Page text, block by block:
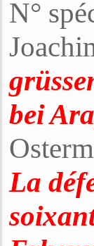
N°
bei
La